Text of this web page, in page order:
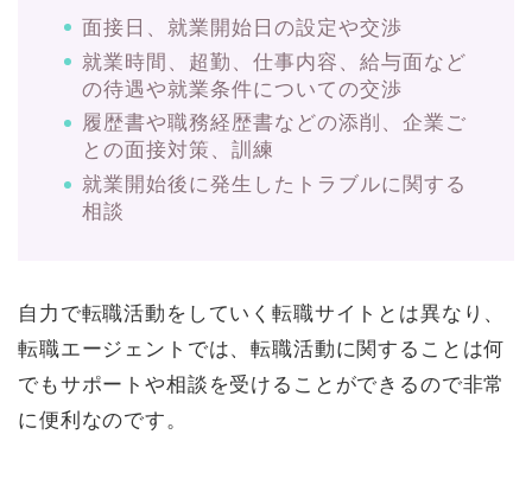
面接日、就業開始日の設定や交渉
就業時間、超勤、仕事内容、給与面など
の待遇や就業条件についての交渉
履歴書や職務経歴書などの添削、企業ご
との面接対策、訓練
就業開始後に発生したトラブルに関する
相談
自力で転職活動をしていく転職サイトとは異なり、
転職エージェントでは、転職活動に関することは何
でもサポートや相談を受けることができるので非常
に便利なのです。